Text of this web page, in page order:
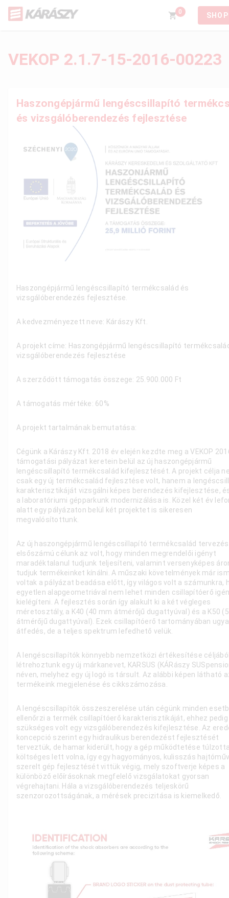
0 SHOP
VEKOP 2.1.7-15-2016-00223
Haszongépjármű lengéscsillapító
és vizsgálóberendezés fejlesztése
Haszongépjármű lengéscsillapító termékcsalád és
vizsgálóberendezés fejlesztése.
A kedvezményezett neve: Kárászy Kft.
A projekt címe: Haszongépjármű lengéscsillapító
vizsgálóberendezés fejlesztése
A szerződött támogatás összege: 25.900.000 Ft
A támogatás mértéke: 60%
A projekt tartalmának bemutatása:
Cégünk a Kárászy Kft. 2018 év elején kezdte meg a VEKOP
támogatási pályázat keretein belül az új haszongépjármű
lengéscsillapító termékcsalád kifejlesztését. A projekt célja
csak egy új termékcsalád fejlesztése volt, hanem a
karakterisztikáját vizsgálni képes berendezés kifejlesztése,
a laboratóriumi gépparkunk modernizálása is. Közel két év
alatt egy pályázaton belül két projektet is sikeresen
megvalósítottunk.
Az új haszongépjármű lengéscsillapító termékcsalád
elsőszámú célunk az volt, hogy minden megrendelői igényt
maradéktalanul tudjunk teljesíteni, valamint versenyképes
tudjuk termékeinket kínálni. A műszaki követelmények már
voltak a pályázat beadása előtt, így világos volt a számunkra,
egyetlen alapgeometriával nem lehet minden csillapítóerő
kielégíteni. A fejlesztés során így alakult ki a két végleges
méretosztály, a K40 (40 mm átmérőjű dugattyúval) és a K50
átmérőjű dugattyúval). Ezek csillapítóerő tartományában
átfedés, de a teljes spektrum lefedhető velük.
A lengéscsillapítók könnyebb nemzetközi értékesítése
létrehoztunk egy új márkanevet, KARSUS (KÁRászy
néven, melyhez egy új logó is társult. Az alábbi képen látható
termékeink megjelenése és cikkszámozása.
A lengéscsillapítók összeszerelése után cégünk minden
ellenőrzi a termék csillapítóerő karakterisztikáját, ehhez pedig
szükséges volt egy vizsgálóberendezés kifejlesztése. Az
koncepció szerint egy hidraulikus berendezést fejlesztését
terveztük, de hamar kiderült, hogy a gép működtetése
költséges lett volna, így egy hagyományos, kulisszás
szerelt gép fejlesztését vittük végig, mely szoftverje képes a
különböző előírásoknak megfelelő vizsgálatokat gyorsan
végrehajtani. Hála a vizsgálóberendezés teljeskörű
szenzorozottságának, a mérések precizitása is kiemelkedő.